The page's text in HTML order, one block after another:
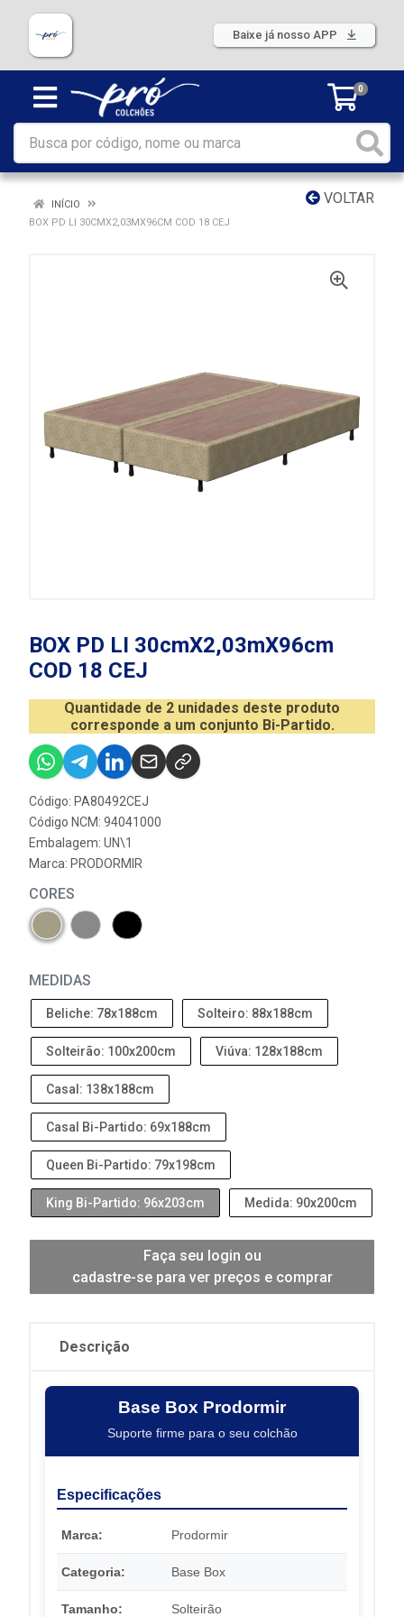
Baixe já nosso APP
0
VOLTAR
INÍCIO
BOX PD LI 30CMX2,03MX96CM COD 18 CEJ
BOX PD LI 30cmX2,03mX96cm
COD 18 CEJ
Quantidade de 2 unidades deste produto
corresponde a um conjunto Bi-Partido.
Código: PA80492CEJ
Código NCM: 94041000
Embalagem: UN\1
Marca: PRODORMIR
CORES
MEDIDAS
Beliche: 78x188cm Solteiro: 88x188cm
Solteirão: 100x200cm Viúva: 128x188cm
Casal: 138x188cm
Casal Bi-Partido: 69x188cm
Queen Bi-Partido: 79x198cm
King Bi-Partido: 96x203cm Medida: 90x200cm
Faça seu login ou
cadastre-se para ver preços e comprar
Descrição
Base Box Prodormir
Suporte firme para o seu colchão
Especificações
Marca: Prodormir
Categoria: Base Box
Tamanho: Solteirão